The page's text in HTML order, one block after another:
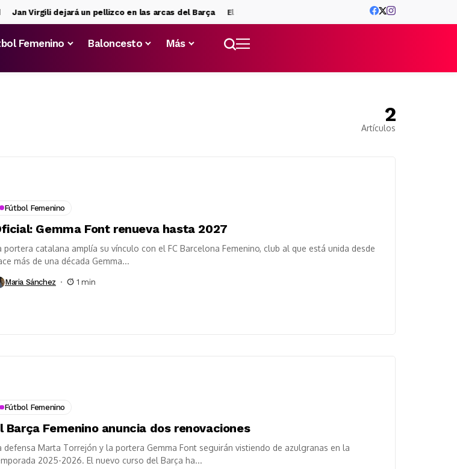
Jan Virgili dejará un pellizco en las arcas del Barça El Barça activa el plan B a Julián Álvarez: tres delanteros
Femenino Baloncesto Más
2
Artículos
Fútbol Femenino
Gemma Font renueva hasta 2027
portera catalana amplía su vínculo con el FC Barcelona Femenino, club al que está unida desde
más de una década Gemma...
Maria Sánchez 1 min
Fútbol Femenino
Barça Femenino anuncia dos renovaciones
defensa Marta Torrejón y la portera Gemma Font seguirán vistiendo de azulgranas en la
2025-2026. El nuevo curso del Barça ha...